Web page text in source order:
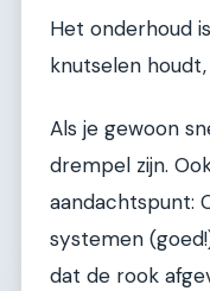
Het onderhoud
knutselen
Als je gewoon
drempel zijn.
aandachtspunt:
systemen
dat de rook